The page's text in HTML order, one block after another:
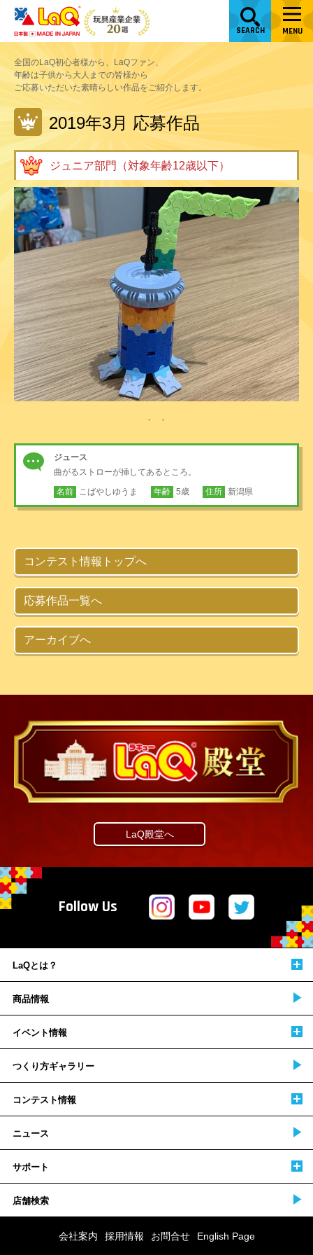
SEARCH MENU
全国のLaQ初心者様から、LaQファン、
年齢は子供から大人までの皆様から
ご応募いただいた素晴らしい作品をご紹介します。
2019年3月 応募作品
ジュニア部門（対象年齢12歳以下）
ジュース
曲がるストローが挿してあるところ。
名前
こばやしゆうま 年齢 5歳 住所 新潟県
コンテスト情報トップへ
応募作品一覧へ
アーカイブへ
LaQ殿堂へ
Follow Us
LaQとは？
商品情報
イベント情報
つくり方ギャラリー
コンテスト情報
ニュース
サポート
店舗検索
会社案内 採用情報 お問合せ English Page